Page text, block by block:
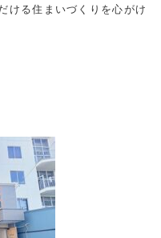
ける住まいづくりを心がけ